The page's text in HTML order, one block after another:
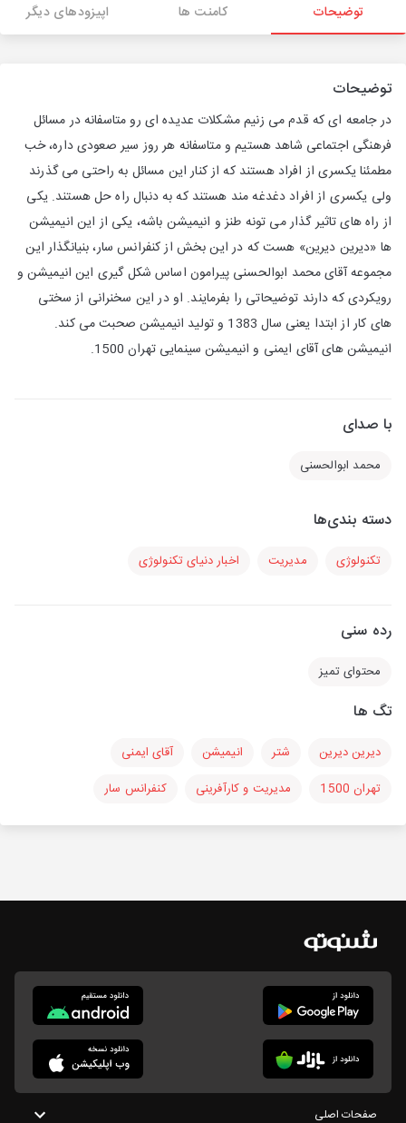
توضیحات کامنت ها اپیزودهای دیگر
توضیحات
در جامعه ای که قدم می زنیم مشکلات عدیده ای رو متاسفانه در مسائل
فرهنگی اجتماعی شاهد هستیم و متاسفانه هر روز سیر صعودی داره، خب
مطمئنا یکسری از افراد هستند که از کنار این مسائل به راحتی می گذرند
ولی یکسری از افراد دغدغه مند هستند که به دنبال راه حل هستند. یکی
از راه های تاثیر گذار می تونه طنز و انیمیشن باشه، یکی از این انیمیشن
ها «دیرین دیرین» هست که در این بخش از کنفرانس سار، بنیانگذار این
مجموعه آقای محمد ابوالحسنی پیرامون اساس شکل گیری این انیمیشن و
رویکردی که دارند توضیحاتی را بفرمایند. او در این سخنرانی از سختی
های کار از ابتدا یعنی سال 1383 و تولید انیمیشن صحبت می کند.
انیمیشن های آقای ایمنی و انیمیشن سینمایی تهران 1500.
با صدای
محمد ابوالحسنی
دسته بندی‌ها
تکنولوژی مدیریت اخبار دنیای تکنولوژی
رده سنی
محتوای تمیز
تگ ها
دیرین دیرین شتر انیمیشن
آقای ایمنی
تهران 1500
مدیریت و کارآفرینی کنفرانس سار
صفحات اصلی